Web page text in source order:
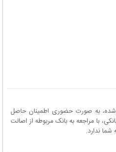
شده، به صورت حضوری اطمینان حاصل
با مراجعه به بانک مربوطه از اصالت
ندارد.